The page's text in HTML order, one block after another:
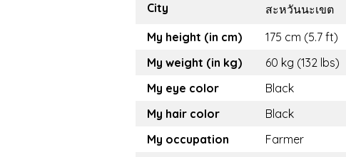
City
สะหวันนะเขต
My height (in cm)
175 cm (5.7 ft)
My weight (in kg)
60 kg (132 lbs)
My eye color
Black
My hair color
Black
My occupation
Farmer